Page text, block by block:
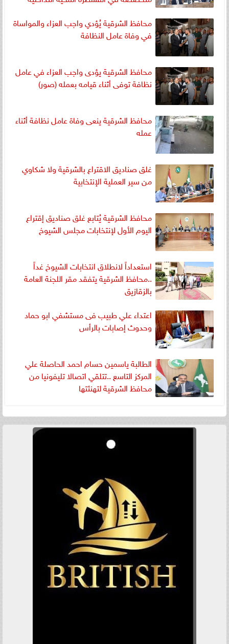
محافظ الشرقية يُؤدي واجب العزاء والمواساة
في وفاة عامل النظافة
محافظ الشرقية يؤدى واجب العزاء في عامل
نظافة توفى أثناء قيامه بعمله (صور)
محافظ الشرقية ينعى وفاة عامل نظافة أثناء
عمله
غلق صناديق الاقتراع بالشرقية ولا شكاوي
من سير العملية الإنتخابية
محافظ الشرقية يُتابع غلق صناديق إقتراع
اليوم الأول لإنتخابات مجلس الشيوخ
استعداداً لانطلاق انتخابات الشيوخ غداً
..محافظ الشرقية يتفقد مقر اللجنة العامة
بالزقازيق
اعتداء علي طبيب فى مستشفي ابو حماد
وحدوث إصابات بالرأس
الطالبة ياسمين حسام احمد الحاصلة علي
المركز التاسع ..تتلقي اتصالا تليفونيا من
محافظ الشرقية لتهنئتها